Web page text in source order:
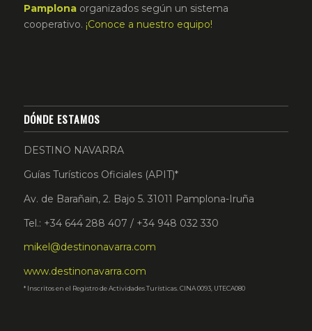
Pamplonaorganizados según un sistema
cooperativo. ¡Conoce a nuestro equipo!
DÓNDE ESTAMOS
DESTINO NAVARRA
Guías Turísticos Oficiales (APIT)*
Av. de Barañain, 2. Bajo 5. 31011 Pamplona-Iruña
Tel.: +34 644 288 407 / +34 948 032 330
mikel@destinonavarra.com
www.destinonavarra.com
* Inscritos en el Registro de Actividades Turísticas. CINA 0093, UTECA080